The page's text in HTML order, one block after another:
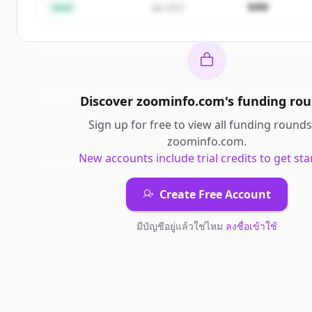
Seed $4M
Discover zoominfo.com's funding
Sign up for free to view all funding rounds
zoominfo.com.
New accounts include trial credits to get
Create Free Account
มีบัญชีอยู่แล้วใช่ไหม ลงชื่อเข้าใช้